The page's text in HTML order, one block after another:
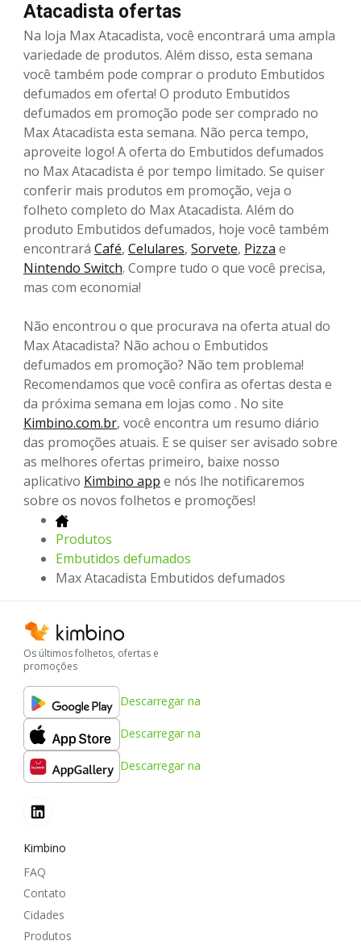
Atacadista ofertas
Na loja Max Atacadista, você encontrará uma ampla
variedade de produtos. Além disso, esta semana
você também pode comprar o produto Embutidos
defumados em oferta! O produto Embutidos
defumados em promoção pode ser comprado no
Max Atacadista esta semana. Não perca tempo,
aproveite logo! A oferta do Embutidos defumados
no Max Atacadista é por tempo limitado. Se quiser
conferir mais produtos em promoção, veja o
folheto completo do Max Atacadista. Além do
produto Embutidos defumados, hoje você também
encontrará Café, Celulares, Sorvete, Pizza e
Nintendo Switch. Compre tudo o que você precisa,
mas com economia!
Não encontrou o que procurava na oferta atual do
Max Atacadista? Não achou o Embutidos
defumados em promoção? Não tem problema!
Recomendamos que você confira as ofertas desta e
da próxima semana em lojas como . No site
Kimbino.com.br, você encontra um resumo diário
das promoções atuais. E se quiser ser avisado sobre
as melhores ofertas primeiro, baixe nosso
aplicativo Kimbino app e nós lhe notificaremos
sobre os novos folhetos e promoções!
Produtos
Embutidos defumados
Max Atacadista Embutidos defumados
Os últimos folhetos, ofertas e
promoções
Descarregar na
Descarregar na
Descarregar na
Kimbino
FAQ
Contato
Cidades
Produtos